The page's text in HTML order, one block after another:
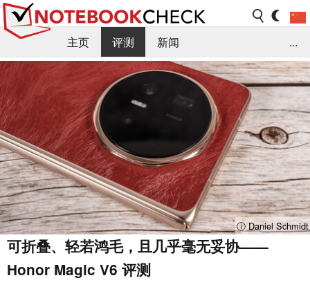
主页 评测
新闻
FAQ / 小提示/ 技术参数
资料库
...
ⓘ Daniel Schmidt
可折叠、轻若鸿毛，且几乎毫无妥协——
Honor Magic V6 评测